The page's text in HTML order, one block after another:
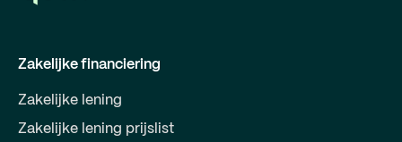
Zakelijke financiering
Zakelijke lening
Zakelijke lening prijslist